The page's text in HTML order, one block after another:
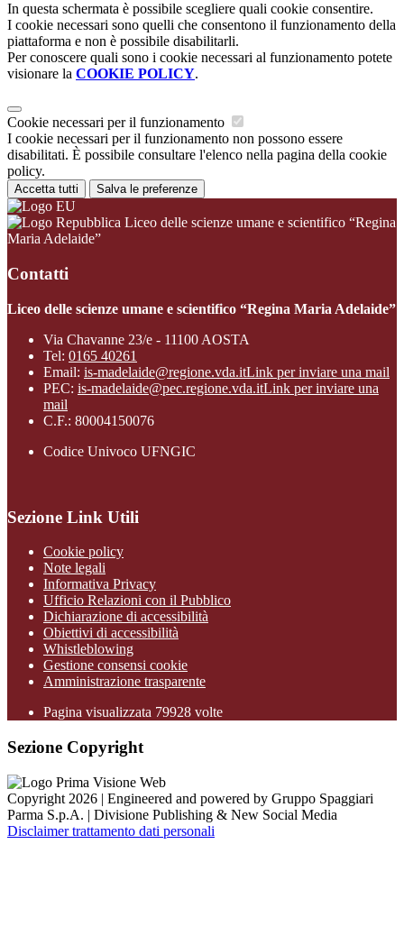
In questa schermata è possibile scegliere quali cookie consentire.
I cookie necessari sono quelli che consentono il funzionamento della
piattaforma e non è possibile disabilitarli.
Per conoscere quali sono i cookie necessari al funzionamento potete
visionare la COOKIE POLICY.
Cookie necessari per il funzionamento
I cookie necessari per il funzionamento non possono essere
disabilitati. È possibile consultare l'elenco nella pagina della cookie
policy.
Accetta tutti Salva le preferenze
Liceo delle scienze umane e scientifico “Regina
Maria Adelaide”
Contatti
Liceo delle scienze umane e scientifico “Regina Maria Adelaide”
Via Chavanne 23/e - 11100 AOSTA
Tel: 0165 40261
Email: is-madelaide@regione.vda.itLink per inviare una mail
PEC: is-madelaide@pec.regione.vda.itLink per inviare una
mail
C.F.: 80004150076
Codice Univoco UFNGIC
Sezione Link Utili
Cookie policy
Note legali
Informativa Privacy
Ufficio Relazioni con il Pubblico
Dichiarazione di accessibilità
Obiettivi di accessibilità
Whistleblowing
Gestione consensi cookie
Amministrazione trasparente
Pagina visualizzata 79928 volte
Sezione Copyright
Copyright 2026 | Engineered and powered by Gruppo Spaggiari
Parma S.p.A. | Divisione Publishing & New Social Media
Disclaimer trattamento dati personali